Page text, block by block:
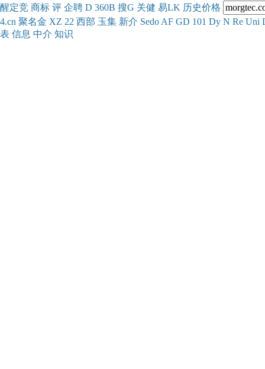
醒定竞 商标 评 企聘 D 360B 搜G 关健 易LK 历史价格
4.cn 聚名金 XZ 22 西部 玉集 新介 Sedo AF GD 101 Dy N Re Uni
表 信息 中介 知识